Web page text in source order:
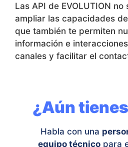
Las API de EVOLUTION no
ampliar las capacidades
que también te permiten
información e
canales y facilitar el
¿Aún
Habla con una
equipo técnicopara